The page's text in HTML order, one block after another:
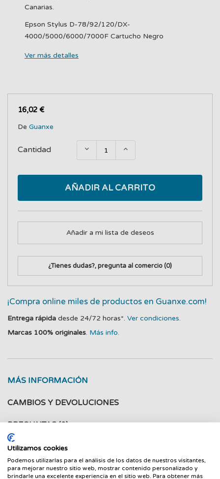
Canarias.
Epson Stylus D-78/92/120/DX-
4000/5000/6000/7000F Cartucho Negro
Ver más detalles
16,02 €
De Guanxe
Cantidad
AÑADIR AL CARRITO
Añadir a mi lista de deseos
¿Tienes dudas?, pregunta al comercio(0)
¡Compra online miles de productos en Guanxe.com!
Entrega rápida desde 24/72 horas*. Ver condiciones.
Marcas 100% originales. Más info.
MÁS INFORMACIÓN
CAMBIOS Y DEVOLUCIONES
PREGUNTAS(0)
Cartucho Negro
Utilizamos cookies
Podemos utilizarlas para el análisis de los datos de nuestros visitantes,
para mejorar nuestro sitio web, mostrar contenido personalizado y
brindarle una excelente experiencia en el sitio web. Para obtener más